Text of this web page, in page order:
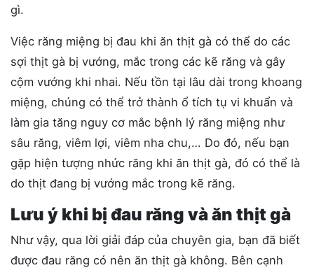
gì.
Việc răng miệng bị đau khi ăn thịt gà có thể do các
sợi thịt gà bị vướng, mắc trong các kẽ răng và gây
cộm vướng khi nhai. Nếu tồn tại lâu dài trong khoang
miệng, chúng có thể trở thành ổ tích tụ vi khuẩn và
làm gia tăng nguy cơ mắc bệnh lý răng miệng như
sâu răng, viêm lợi, viêm nha chu,… Do đó, nếu bạn
gặp hiện tượng nhức răng khi ăn thịt gà, đó có thể là
do thịt đang bị vướng mắc trong kẽ răng.
Lưu ý khi bị đau răng và ăn thịt gà
Như vậy, qua lời giải đáp của chuyên gia, bạn đã biết
được đau răng có nên ăn thịt gà không. Bên cạnh